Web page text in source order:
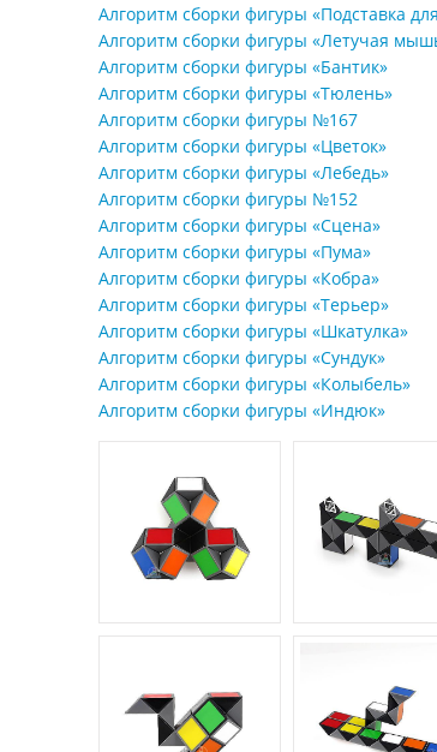
Алгоритм сборки фигуры «Подставка
Алгоритм сборки фигуры «Летучая
Алгоритм сборки фигуры «Бантик»
Алгоритм сборки фигуры «Тюлень»
Алгоритм сборки фигуры №167
Алгоритм сборки фигуры «Цветок»
Алгоритм сборки фигуры «Лебедь»
Алгоритм сборки фигуры №152
Алгоритм сборки фигуры «Сцена»
Алгоритм сборки фигуры «Пума»
Алгоритм сборки фигуры «Кобра»
Алгоритм сборки фигуры «Терьер»
Алгоритм сборки фигуры «Шкатулка»
Алгоритм сборки фигуры «Сундук»
Алгоритм сборки фигуры «Колыбель»
Алгоритм сборки фигуры «Индюк»